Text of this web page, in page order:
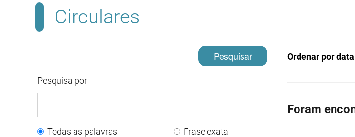
Circulares
Pesquisar
Pesquisa por
Todas as palavras Frase exata
Ordenar por
Foram